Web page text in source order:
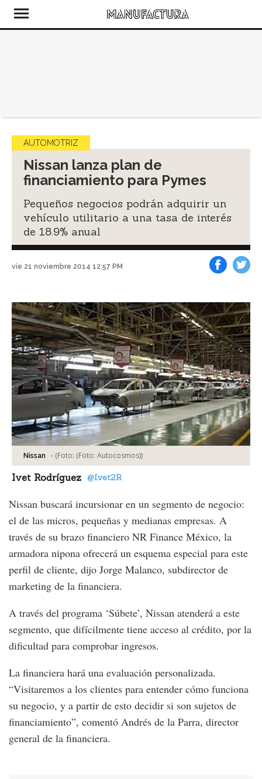
AUTOMOTRIZ
Nissan lanza plan de
financiamiento para Pymes
Pequeños negocios podrán adquirir un
vehículo utilitario a una tasa de interés
de 18.9% anual
vie 21 noviembre 2014 12:57 PM
Nissan - (Foto: (Foto: Autocosmos))
Ivet Rodríguez @Ivet2R
Nissan buscará incursionar en un segmento de negocio:
el de las micros, pequeñas y medianas empresas. A
través de su brazo financiero NR Finance México, la
armadora nipona ofrecerá un esquema especial para este
perfil de cliente, dijo Jorge Malanco, subdirector de
marketing de la financiera.
A través del programa ‘Súbete’, Nissan atenderá a este
segmento, que difícilmente tiene acceso al crédito, por la
dificultad para comprobar ingresos.
La financiera hará una evaluación personalizada.
“Visitaremos a los clientes para entender cómo funciona
su negocio, y a partir de esto decidir si son sujetos de
financiamiento”, comentó Andrés de la Parra, director
general de la financiera.